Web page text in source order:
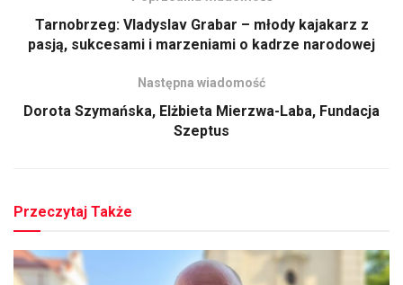
Tarnobrzeg: Vladyslav Grabar – młody kajakarz z
pasją, sukcesami i marzeniami o kadrze narodowej
Następna wiadomość
Dorota Szymańska, Elżbieta Mierzwa-Laba, Fundacja
Szeptus
Przeczytaj Także